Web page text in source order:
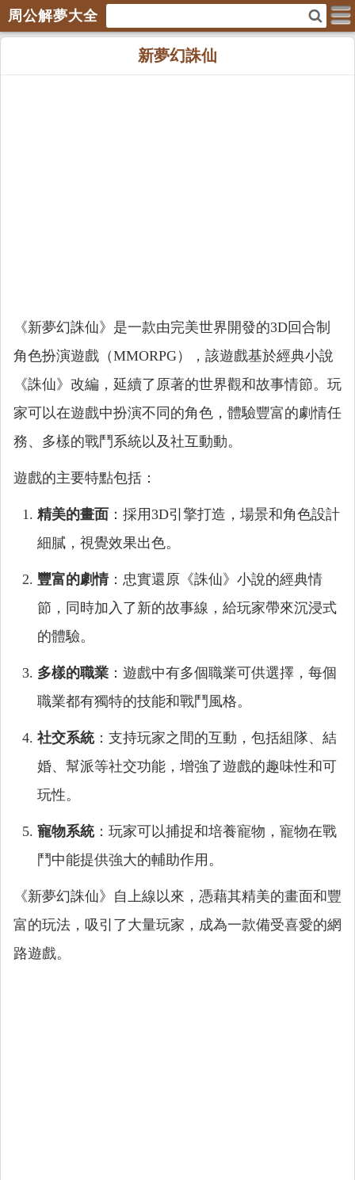
周公解夢大全
新夢幻誅仙
《新夢幻誅仙》是一款由完美世界開發的3D回合制
角色扮演遊戲（MMORPG），該遊戲基於經典小說
《誅仙》改編，延續了原著的世界觀和故事情節。玩
家可以在遊戲中扮演不同的角色，體驗豐富的劇情任
務、多樣的戰鬥系統以及社互動動。
遊戲的主要特點包括：
精美的畫面 ：採用3D引擎打造，場景和角色設計
細膩，視覺效果出色。
豐富的劇情：忠實還原《誅仙》小說的經典情
節，同時加入了新的故事線，給玩家帶來沉浸式
的體驗。
多樣的職業 ：遊戲中有多個職業可供選擇，每個
職業都有獨特的技能和戰鬥風格。
社交系統：支持玩家之間的互動，包括組隊、結
婚、幫派等社交功能，增強了遊戲的趣味性和可
玩性。
寵物系統：玩家可以捕捉和培養寵物，寵物在戰
鬥中能提供強大的輔助作用。
《新夢幻誅仙》自上線以來，憑藉其精美的畫面和豐
富的玩法，吸引了大量玩家，成為一款備受喜愛的網
路遊戲。